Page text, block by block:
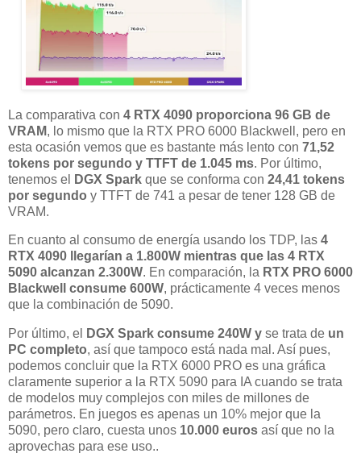
La comparativa con 4 RTX 4090 proporciona 96 GB de
VRAM, lo mismo que la RTX PRO 6000 Blackwell, pero en
esta ocasión vemos que es bastante más lento con 71,52
tokens por segundo y TTFT de 1.045 ms. Por último,
tenemos el
DGX Spark que se conforma con 24,41 tokens
por segundo y TTFT de 741 a pesar de tener 128 GB de
VRAM.
En cuanto al consumo de energía usando los TDP, las 4
RTX 4090 llegarían a 1.800W mientras que las 4 RTX
5090 alcanzan 2.300W. En comparación, la RTX PRO 6000
Blackwell consume 600W, prácticamente 4 veces menos
que la combinación de 5090.
Por último, el DGX Spark consume 240W y se trata de un
PC completo, así que tampoco está nada mal. Así pues,
podemos concluir que la RTX 6000 PRO es una gráfica
claramente superior a la RTX 5090 para IA cuando se trata
de modelos muy complejos con miles de millones de
parámetros. En juegos es apenas un 10% mejor que la
5090, pero claro, cuesta unos 10.000 euros así que no la
aprovechas para ese uso..